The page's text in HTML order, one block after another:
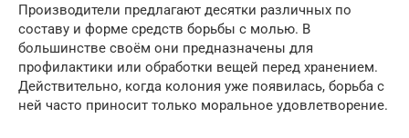
Производители предлагают десятки различных по
составу и форме средств борьбы с молью. В
большинстве своём они предназначены для
профилактики или обработки вещей перед хранением.
Действительно, когда колония уже появилась, борьба с
ней часто приносит только моральное удовлетворение.